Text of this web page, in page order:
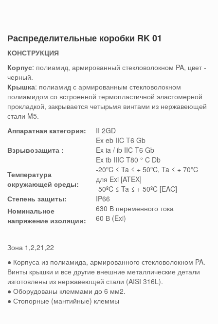
Распределительные коробки RK 01
КОНСТРУКЦИЯ
Корпус: полиамид, армированный стекловолокном PA, цвет -
черный.
Крышка: полиамид с армированным стекловолокном
полиамидом со встроенной термопластичной эластомерной
прокладкой, закрывается четырьмя винтами из нержавеющей
стали M5.
Аппаратная категория:
II 2GD
Взрывозащита :
Ex eb IIC T6 Gb
Ex ia / ib IIC T6 Gb
Ex tb IIIC T80 ° C Db
Температура
окружающей среды:
-20ºC ≤ Ta ≤ + 50ºC, Ta ≤ + 70ºC
для Exi [ATEX]
-50ºC ≤ Ta ≤ + 50ºC [EAC]
Степень защиты:
IP66
Номинальное
напряжение изоляции:
630 В переменного тока
60 В (Exi)
Зона 1,2,21,22
● Корпуса из полиамида, армированного стекловолокном PA.
Винты крышки и все другие внешние металлические детали
изготовлены из нержавеющей стали (AISI 316L).
● Оборудованы клеммами до 6 мм2.
● Стопорные (мантийные) клеммы